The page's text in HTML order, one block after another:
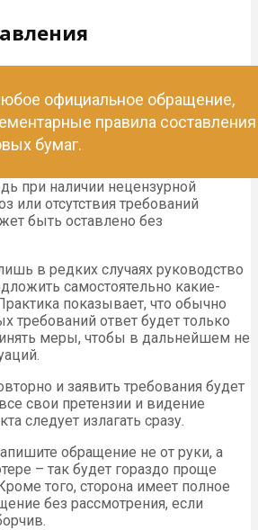
официальное обращение,
правила составления
бумаг.
при наличии нецензурной
или отсутствия требований
быть оставлено без
в редких случаях руководство
самостоятельно какие-
показывает, что обычно
требований ответ будет только
меры, чтобы в дальнейшем не
и заявить требования будет
свои претензии и видение
следует излагать сразу.
обращение не от руки, а
– так будет гораздо проще
того, сторона имеет полное
без рассмотрения, если